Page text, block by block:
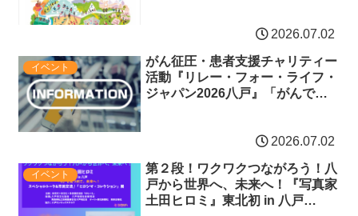
2026.07.02
イベント
がん征圧・患者支援チャリティー
活動『リレー・フォー・ライフ・
ジャパン2026八戸』「がんで苦
2026.07.02
イベント
第２段！ワクワクつながろう！八
戸から世界へ、未来へ！『写真家
土田ヒロミ』東北初 in 八戸